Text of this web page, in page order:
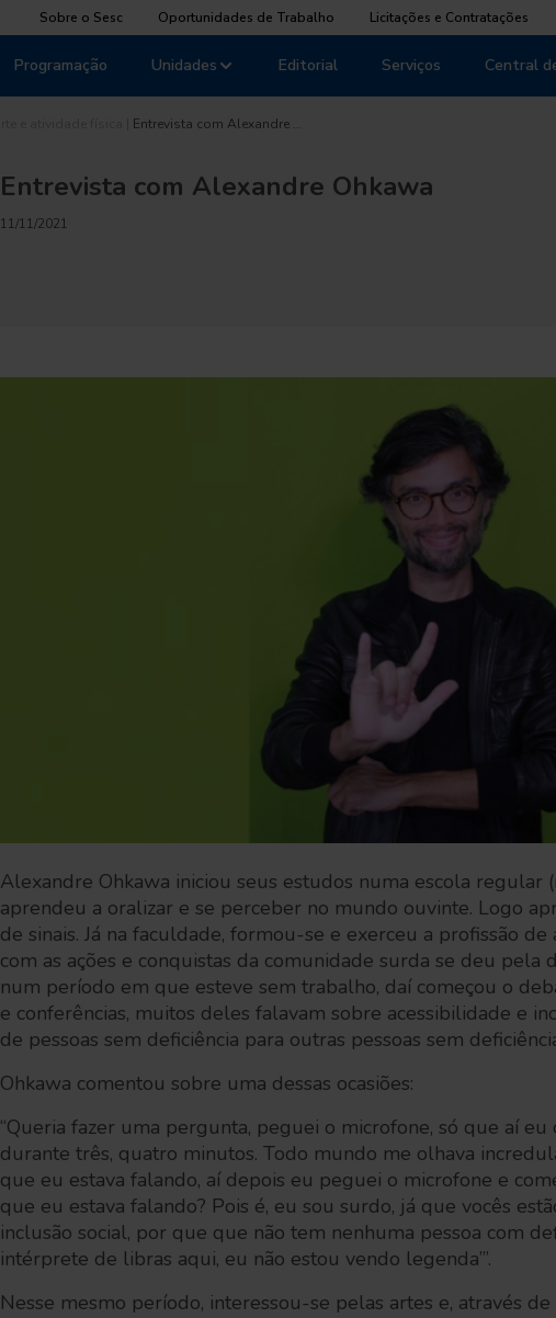
Sobre o Sesc Oportunidades de Trabalho Licitações e Contratações
Unidades
Programação Editorial Serviços Central
Entrevista com Alexandre …
Entrevista com Alexandre Ohkawa
11/11/2021
Alexandre Ohkawa iniciou seus estudos numa escola regular
aprendeu a oralizar e se perceber no mundo ouvinte. Logo
de sinais. Já na faculdade, formou-se e exerceu a profissão
com as ações e conquistas da comunidade surda se deu pela
num período em que esteve sem trabalho, daí começou o
e conferências, muitos deles falavam sobre acessibilidade e
de pessoas sem deficiência para outras pessoas sem
Ohkawa comentou sobre uma dessas ocasiões:
“Queria fazer uma pergunta, peguei o microfone, só que aí
durante três, quatro minutos. Todo mundo me olhava
que eu estava falando, aí depois eu peguei o microfone e
que eu estava falando? Pois é, eu sou surdo, já que vocês
inclusão social, por que que não tem nenhuma pessoa com
intérprete de libras aqui, eu não estou vendo legenda’”.
Nesse mesmo período, interessou-se pelas artes e, através